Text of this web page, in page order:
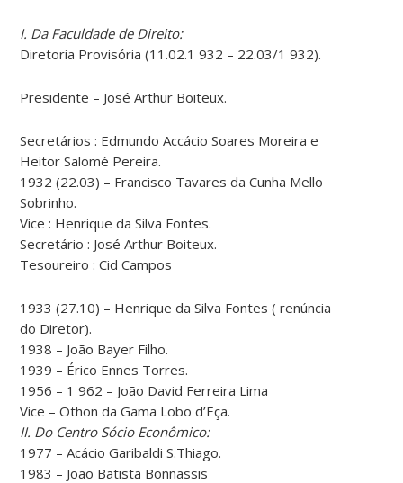
I. Da Faculdade de Direito:
Diretoria Provisória (11.02.1 932 – 22.03/1 932).
Presidente – José Arthur Boiteux.
Secretários : Edmundo Accácio Soares Moreira e
Heitor Salomé Pereira.
1932 (22.03) – Francisco Tavares da Cunha Mello
Sobrinho.
Vice : Henrique da Silva Fontes.
Secretário : José Arthur Boiteux.
Tesoureiro : Cid Campos
1933 (27.10) – Henrique da Silva Fontes ( renúncia
do Diretor).
1938 – João Bayer Filho.
1939 – Érico Ennes Torres.
1956 – 1 962 – João David Ferreira Lima
Vice – Othon da Gama Lobo d’Eça.
II. Do Centro Sócio Econômico:
1977 – Acácio Garibaldi S.Thiago.
1983 – João Batista Bonnassis